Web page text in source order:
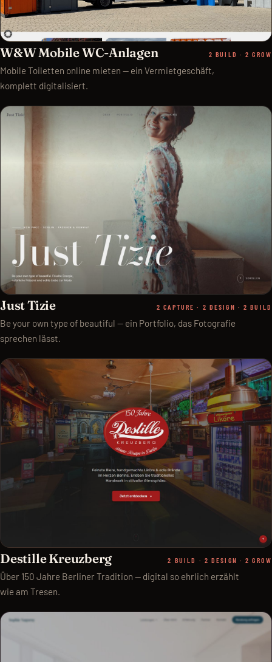
W&W Mobile WC-Anlagen 2 BUILD · 2 GROW
Mobile Toiletten online mieten — ein Vermietgeschäft,
komplett digitalisiert.
Just Tizie 2 CAPTURE · 2 DESIGN · 2 BUILD
Be your own type of beautiful — ein Portfolio, das Fotografie
sprechen lässt.
Destille Kreuzberg 2 BUILD · 2 DESIGN · 2 GROW
Über 150 Jahre Berliner Tradition — digital so ehrlich erzählt
wie am Tresen.